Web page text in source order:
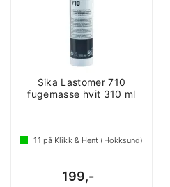
Sika Lastomer 710
fugemasse hvit 310 ml
11 på Klikk & Hent (Hokksund)
199,-